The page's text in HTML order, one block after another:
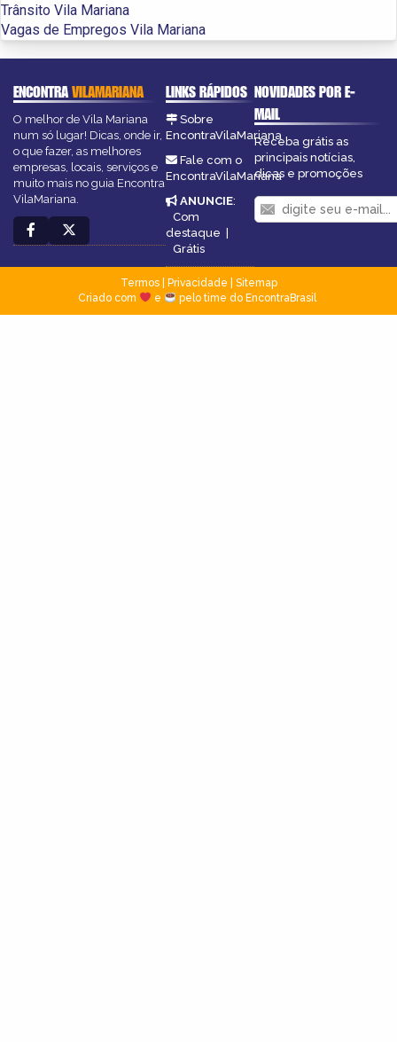
Trânsito Vila Mariana
Vagas de Empregos Vila Mariana
ENCONTRAVILAMARIANA
O melhor de Vila Mariana
num só lugar! Dicas, onde ir,
o que fazer, as melhores
empresas, locais, serviços e
muito mais no guia Encontra
VilaMariana.
LINKS RÁPIDOS
Sobre
EncontraVilaMariana
Fale com o
EncontraVilaMariana
ANUNCIE:
Com
destaque |
Grátis
NOVIDADES POR E-
MAIL
Receba grátis as
principais notícias,
dicas e promoções
Termos| Privacidade
Sitemap
Criado com
e pelo time do EncontraBrasil